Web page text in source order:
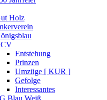
Holz
Entstehung
Prinzen
Umzüge [ KUR ]
Gefolge
Interessantes
Blau Weiß